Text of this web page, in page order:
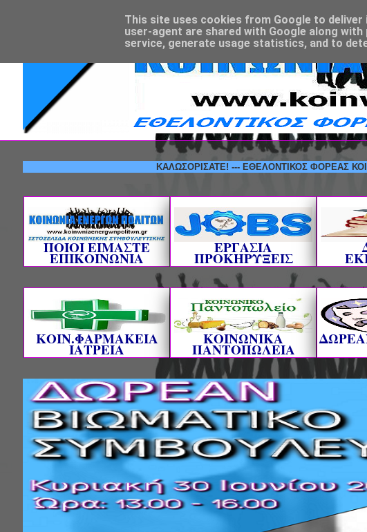
ΚΑΛΩΣΟΡΙΣΑΤΕ! --- ΕΘΕΛΟΝΤΙΚΟΣ ΦΟΡΕΑΣ
ΠΟΙΟΙ ΕΙΜΑΣΤΕ
ΕΠΙΚΟΙΝΩΝΙΑ
ΕΡΓΑΣΙΑ
ΠΡΟΚΗΡΥΞΕΙΣ
ΚΟΙΝ.ΦΑΡΜΑΚΕΙΑ
ΙΑΤΡΕΙΑ
ΚΟΙΝΩΝΙΚΑ
ΠΑΝΤΟΠΩΛΕΙΑ
This site uses cookies from Google to
user-agent are shared with Google along
service, generate usage statistics, and to